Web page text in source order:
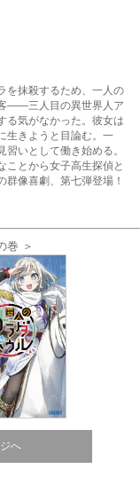
を抹殺するため、一人の
――三人目の異世界人ア
る気がなかった。彼女は
生きようと目論む。一
いとして働き始める。
ことから女子高生探偵と
像喜劇、第七弾登場！
巻 ＞
へ